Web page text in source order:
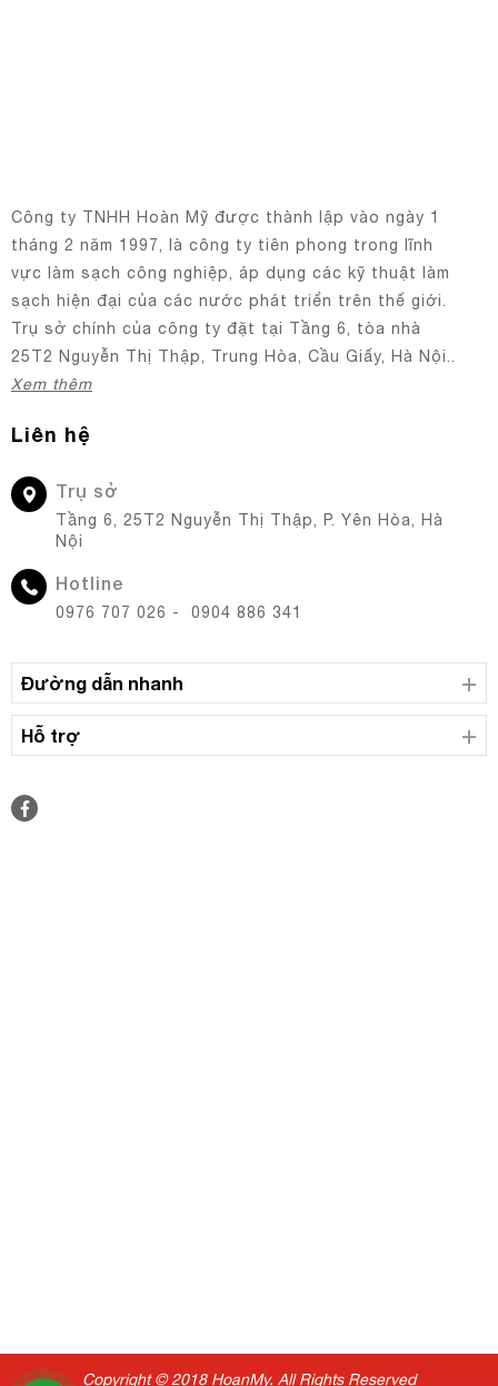
Công ty TNHH Hoàn Mỹ được thành lập vào ngày 1
tháng 2 năm 1997, là công ty tiên phong trong lĩnh
vực làm sạch công nghiệp, áp dụng các kỹ thuật làm
sạch hiện đại của các nước phát triển trên thế giới.
Trụ sở chính của công ty đặt tại Tầng 6, tòa nhà
25T2 Nguyễn Thị Thập, Trung Hòa, Cầu Giấy, Hà Nội..
Xem thêm
Liên hệ
Trụ sở
Tầng 6, 25T2 Nguyễn Thị Thập, P. Yên Hòa, Hà
Nội
Hotline
0976 707 026 - 0904 886 341
Đường dẫn nhanh
Hỗ trợ
Copyright © 2018 HoanMy. All Rights Reserved